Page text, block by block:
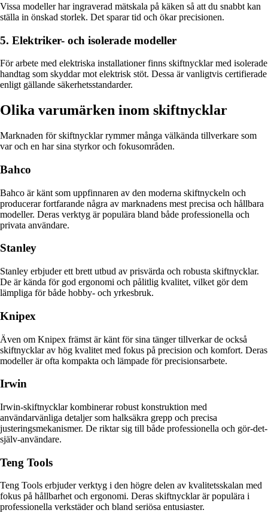
Vissa modeller har ingraverad mätskala på käken så att du snabbt kan
ställa in önskad storlek. Det sparar tid och ökar precisionen.
5. Elektriker- och isolerade modeller
För arbete med elektriska installationer finns skiftnycklar med isolerade
handtag som skyddar mot elektrisk stöt. Dessa är vanligtvis certifierade
enligt gällande säkerhetsstandarder.
Olika varumärken inom skiftnycklar
Marknaden för skiftnycklar rymmer många välkända tillverkare som
var och en har sina styrkor och fokusområden.
Bahco
Bahco är känt som uppfinnaren av den moderna skiftnyckeln och
producerar fortfarande några av marknadens mest precisa och hållbara
modeller. Deras verktyg är populära bland både professionella och
privata användare.
Stanley
Stanley erbjuder ett brett utbud av prisvärda och robusta skiftnycklar.
De är kända för god ergonomi och pålitlig kvalitet, vilket gör dem
lämpliga för både hobby- och yrkesbruk.
Knipex
Även om Knipex främst är känt för sina tänger tillverkar de också
skiftnycklar av hög kvalitet med fokus på precision och komfort. Deras
modeller är ofta kompakta och lämpade för precisionsarbete.
Irwin
Irwin-skiftnycklar kombinerar robust konstruktion med
användarvänliga detaljer som halksäkra grepp och precisa
justeringsmekanismer. De riktar sig till både professionella och gör-det-
själv-användare.
Teng Tools
Teng Tools erbjuder verktyg i den högre delen av kvalitetsskalan med
fokus på hållbarhet och ergonomi. Deras skiftnycklar är populära i
professionella verkstäder och bland seriösa entusiaster.